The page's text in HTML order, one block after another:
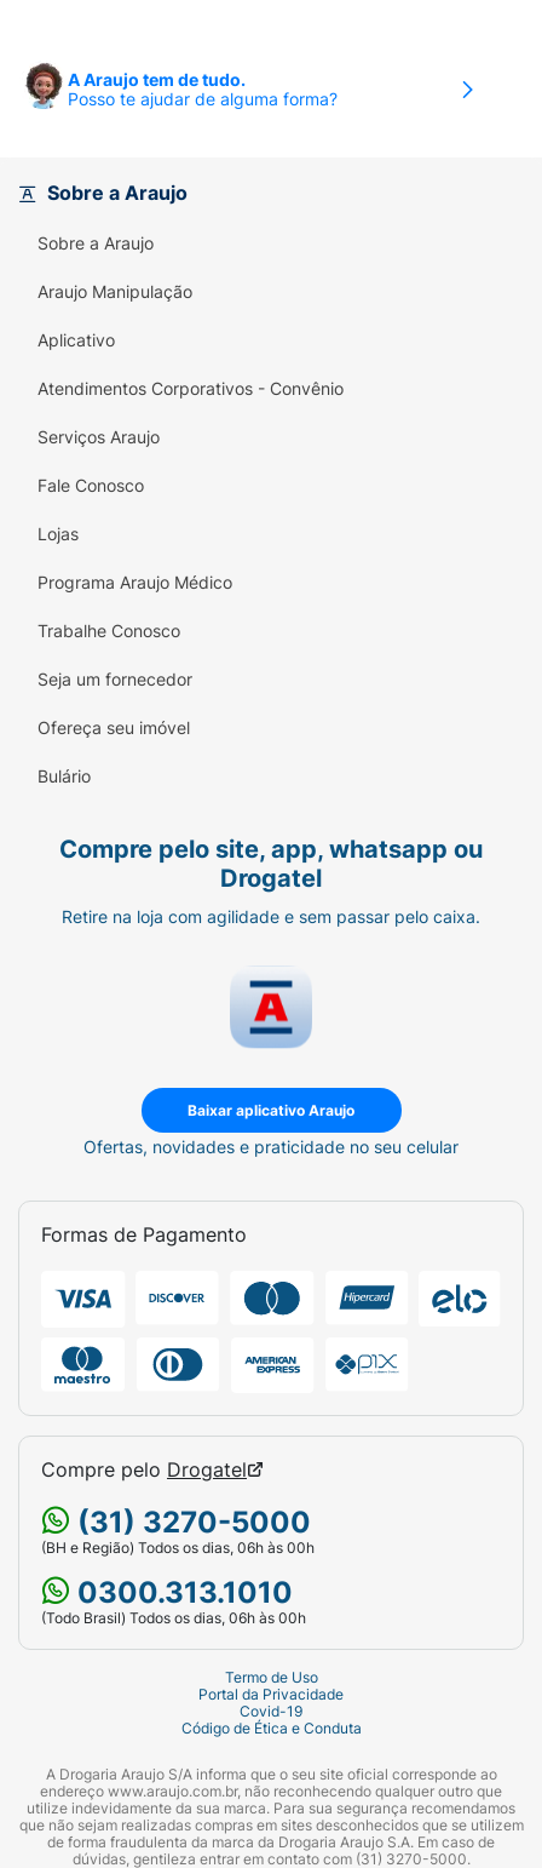
A Araujo tem de tudo.
Posso te ajudar de alguma forma?
Sobre a Araujo
Sobre a Araujo
Araujo Manipulação
Aplicativo
Atendimentos Corporativos - Convênio
Serviços Araujo
Fale Conosco
Lojas
Programa Araujo Médico
Trabalhe Conosco
Seja um fornecedor
Ofereça seu imóvel
Bulário
Compre pelo site, app, whatsapp ou
Drogatel
Retire na loja com agilidade e sem passar pelo caixa.
Baixar aplicativo Araujo
Ofertas, novidades e praticidade no seu celular
Formas de Pagamento
Compre pelo Drogatel
(31) 3270-5000
(BH e Região) Todos os dias, 06h às 00h
0300.313.1010
(Todo Brasil) Todos os dias, 06h às 00h
Termo de Uso
Portal da Privacidade
Covid-19
Código de Ética e Conduta
A Drogaria Araujo S/A informa que o seu site oficial corresponde ao
endereço www.araujo.com.br, não reconhecendo qualquer outro que
utilize indevidamente da sua marca. Para sua segurança recomendamos
que não sejam realizadas compras em sites desconhecidos que se utilizem
de forma fraudulenta da marca da Drogaria Araujo S.A. Em caso de
dúvidas, gentileza entrar em contato com (31) 3270-5000.